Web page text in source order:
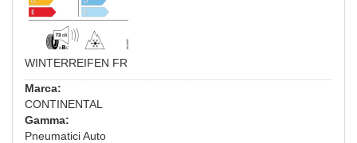
WINTERREIFEN FR
Marca:
CONTINENTAL
Gamma:
Pneumatici Auto